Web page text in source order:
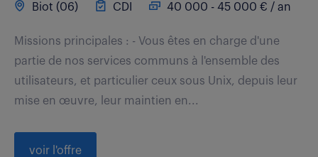
Biot (06) CDI 40 000 - 45 000 € / an
Missions principales : - Vous êtes en charge d'une
partie de nos services communs à l'ensemble des
utilisateurs, et particulier ceux sous Unix, depuis leur
mise en œuvre, leur maintien en...
voir l'offre